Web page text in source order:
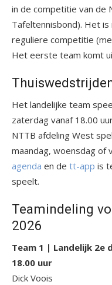
in de competitie van de
Tafeltennisbond). Het
reguliere competitie
Het eerste team komt
Het landelijke team
zaterdag vanaf 18.00
NTTB afdeling West
maandag, woensdag of
agenda en de tt-app is
speelt.
Teamindeling
2026
Team 1 | Landelijk 2e
18.00 uur
Dick Voois